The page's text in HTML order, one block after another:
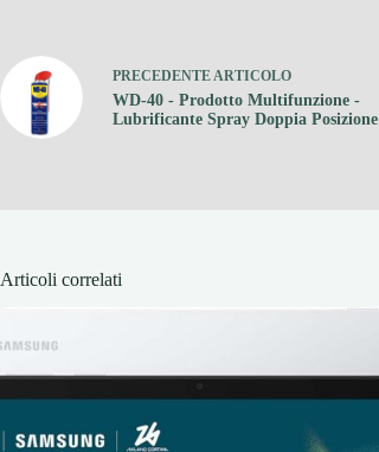
PRECEDENTEARTICOLO
WD-40 - Prodotto Multifunzione -
Lubrificante Spray Doppia Posizione
Articoli correlati